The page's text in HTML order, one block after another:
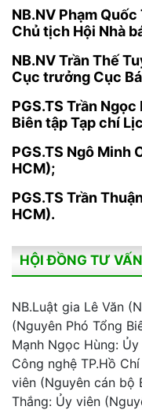
NB.NV Phạm
Chủ tịch Hội Nhà
NB.NV Trần Thế
Cục trưởng Cục
PGS.TS Trần
Biên tập Tạp chí
PGS.TS Ngô Minh
HCM);
PGS.TS Trần
HCM).
HỘI ĐỒNG TƯ VẤN
NB.Luật gia Lê Văn
(Nguyên Phó Tổng
Mạnh Ngọc Hùng:
Công nghệ TP.Hồ
viên (Nguyên cán bộ
Thắng: Ủy viên